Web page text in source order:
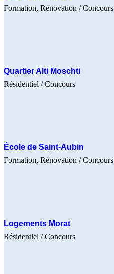
Formation Rénovation / Concours
Quartier Alti Moschti
Résidentiel / Concours
École de Saint-Aubin
Formation Rénovation / Concours
Logements Morat
Résidentiel / Concours